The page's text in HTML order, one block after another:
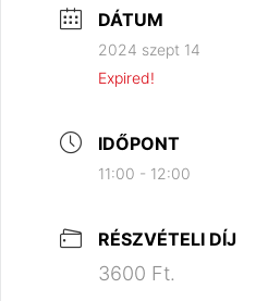
DÁTUM
2024 szept 14
Expired!
IDŐPONT
11:00 - 12:00
RÉSZVÉTELI DÍJ
3600 Ft.